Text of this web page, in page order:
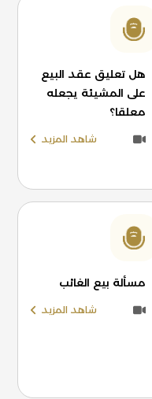
هل تعليق عقد البيع
على المشيئة يجعله
معلقا؟
شاهد المزيد
مسألة بيع الغائب
شاهد المزيد